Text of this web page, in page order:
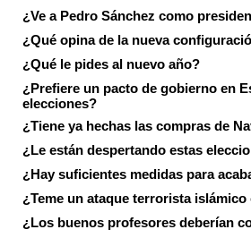
¿Ve a Pedro Sánchez como
¿Qué opina de la nueva
¿Qué le pides al nuevo año?
¿Prefiere un pacto de gobierno en
elecciones?
¿Tiene ya hechas las compras de
¿Le están despertando estas
¿Hay suficientes medidas para
¿Teme un ataque terrorista islámico
¿Los buenos profesores deberían